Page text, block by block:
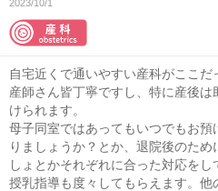
2023/10/1
自宅近くで通いやすい産科がここ
産師さん皆丁寧ですし、特に産後
けられます。
母子同室ではあってもいつでもお
りましょうか？とか、退院後のた
しょとかそれぞれに合った対応をし
授乳指導も度々してもらえます。他